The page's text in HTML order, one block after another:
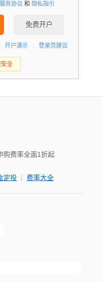
服务协议 和 隐私指引
免费开户
开户演示 登录页建议
全
购费率全面1折起
定投 | 费率大全